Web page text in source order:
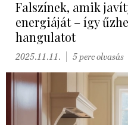
Falszínek, amik
energiáját – így
hangulatot
2025.11.11. 5 perc olvasás